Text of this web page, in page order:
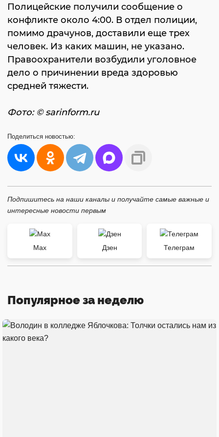
Полицейские получили сообщение о
конфликте около 4:00. В отдел полиции,
помимо драчунов, доставили еще трех
человек. Из каких машин, не указано.
Правоохранители возбудили уголовное
дело о причинении вреда здоровью
средней тяжести.
Фото: © sarinform.ru
Поделиться новостью:
Подпишитесь на наши каналы и получайте самые важные и
интересные новости первым
Max Дзен Телеграм
Популярное за неделю